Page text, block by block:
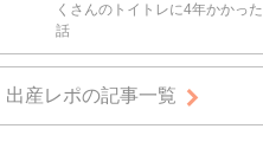
くさんのトイトレに4年かかった
話
出産レポの記事一覧